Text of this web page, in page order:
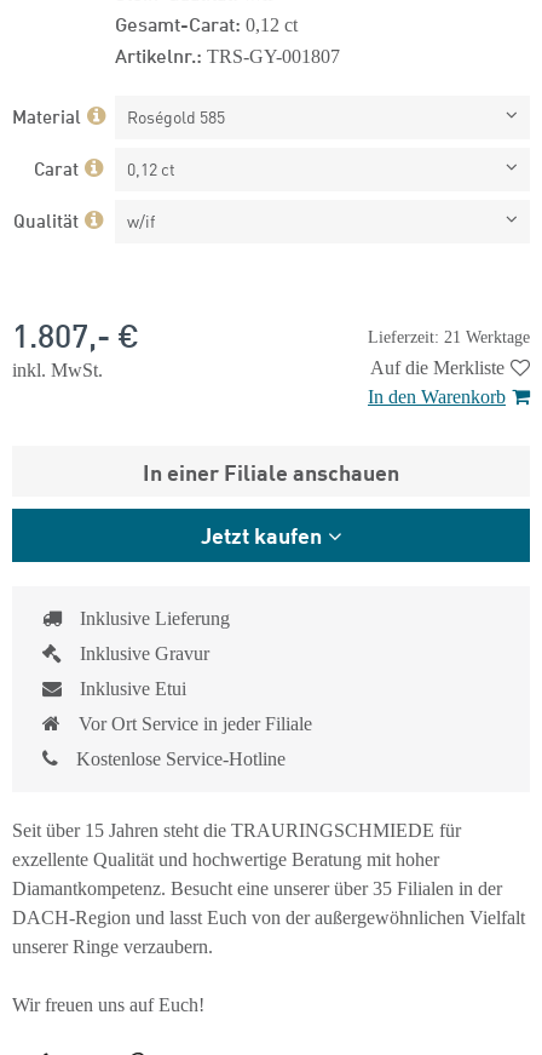
Gesamt-Carat: 0,12 ct
Artikelnr.: TRS-GY-001807
Material Roségold 585
Carat 0,12 ct
Qualität w/if
Lieferzeit: 21 Werktage
1.807,- €
inkl. MwSt.
Auf die Merkliste
In den Warenkorb
In einer Filiale anschauen
Jetzt kaufen
Inklusive Lieferung
Inklusive Gravur
Inklusive Etui
Vor Ort Service in jeder Filiale
Kostenlose Service-Hotline
Seit über 15 Jahren steht die TRAURINGSCHMIEDE für
exzellente Qualität und hochwertige Beratung mit hoher
Diamantkompetenz. Besucht eine unserer über 35 Filialen in der
DACH-Region und lasst Euch von der außergewöhnlichen Vielfalt
unserer Ringe verzaubern.
Wir freuen uns auf Euch!